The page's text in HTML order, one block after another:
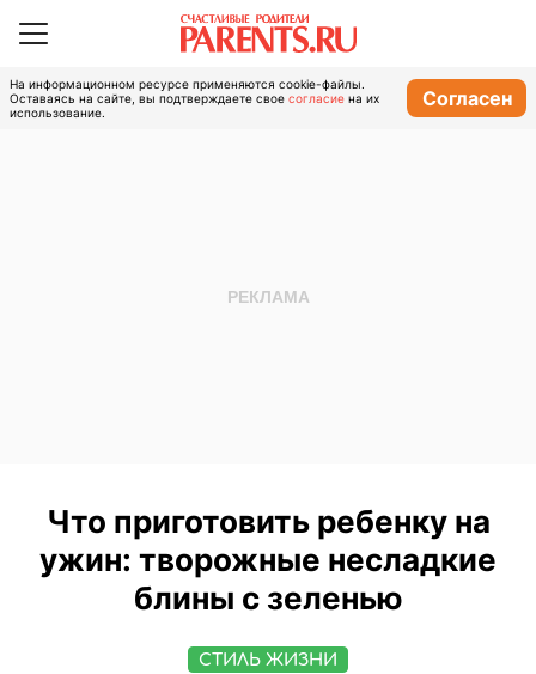
На информационном ресурсе применяются cookie-файлы.
Оставаясь на сайте, вы подтверждаете свое согласие на их
использование.
Согласен
Что приготовить ребенку на
ужин: творожные несладкие
блины с зеленью
СТИЛЬ ЖИЗНИ